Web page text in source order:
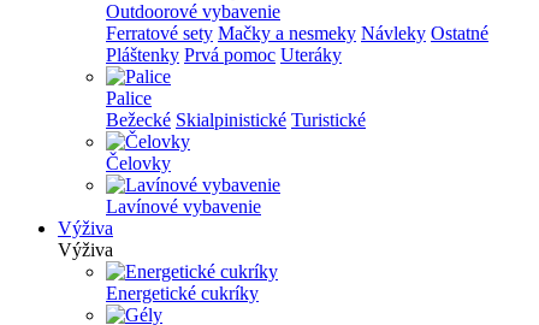
Outdoorové vybavenie
Ferratové sety Mačky a nesmeky Návleky Ostatné
Pláštenky Prvá pomoc Uteráky
Palice
Bežecké Skialpinistické Turistické
Čelovky
Lavínové vybavenie
Výživa
Výživa
Energetické cukríky